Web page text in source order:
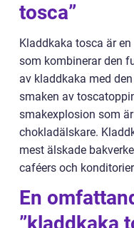
tosca”
Kladdkaka tosca är
som kombinerar den
av kladdkaka med
smaken av
smakexplosion som
chokladälskare.
mest älskade
caféers och
En